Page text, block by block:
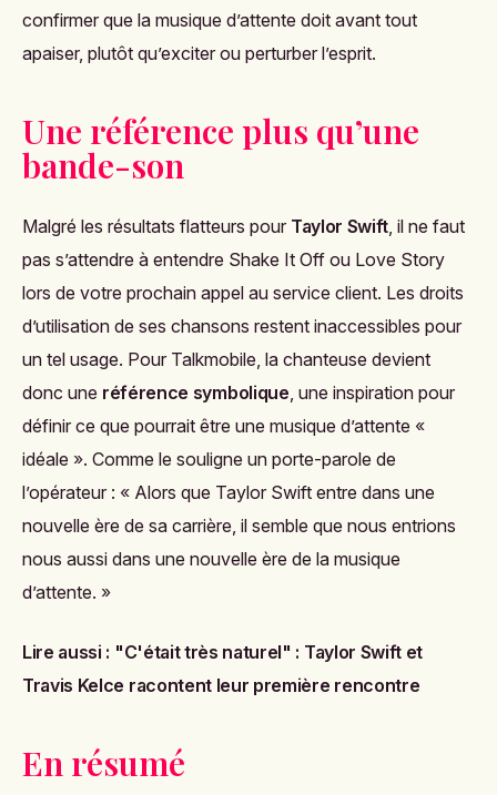
confirmer que la musique d’attente doit avant tout
apaiser, plutôt qu’exciter ou perturber l’esprit.
Une référence plus qu’une
bande-son
Malgré les résultats flatteurs pour Taylor Swift, il ne faut
pas s’attendre à entendre Shake It Off ou Love Story
lors de votre prochain appel au service client. Les droits
d’utilisation de ses chansons restent inaccessibles pour
un tel usage. Pour Talkmobile, la chanteuse devient
donc une référence symbolique, une inspiration pour
définir ce que pourrait être une musique d’attente «
idéale ». Comme le souligne un porte-parole de
l’opérateur : « Alors que Taylor Swift entre dans une
nouvelle ère de sa carrière, il semble que nous entrions
nous aussi dans une nouvelle ère de la musique
d’attente. »
Lire aussi : "C'était très naturel" : Taylor Swift et
Travis Kelce racontent leur première rencontre
En résumé